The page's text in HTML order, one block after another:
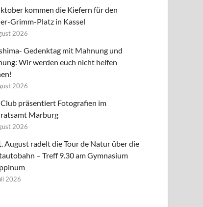
kommen die Kiefern für den
Grimm-Platz in Kassel
2026
Gedenktag mit Mahnung und
Wir werden euch nicht helfen
2026
präsentiert Fotografien im
Marburg
2026
August radelt die Tour de Natur über die
– Treff 9.30 am Gymnasium
2026